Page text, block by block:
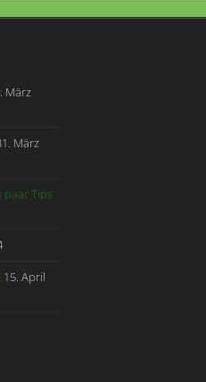
März
März
paar Tips
15. April